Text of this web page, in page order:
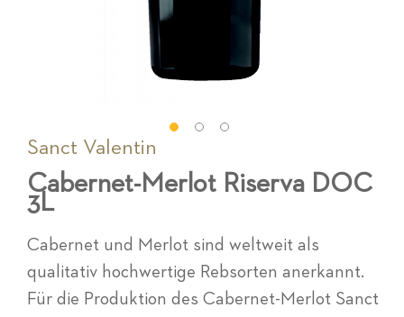
Sanct Valentin
Cabernet-Merlot Riserva DOC
3L
Cabernet und Merlot sind weltweit als
qualitativ hochwertige Rebsorten anerkannt.
Für die Produktion des Cabernet-Merlot Sanct
Zum
der
Bildgalerie